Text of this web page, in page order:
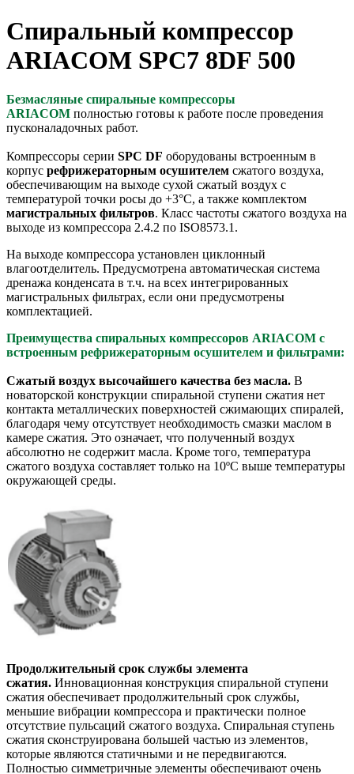
Спиральный компрессор
ARIACOM SPC7 8DF 500
Безмасляные спиральные компрессоры
ARIACOM полностью готовы к работе после проведения
пусконаладочных работ.
Компрессоры серии SPC DF оборудованы встроенным в
корпус рефрижераторным осушителем сжатого воздуха,
обеспечивающим на выходе сухой сжатый воздух с
температурой точки росы до +3°С, а также комплектом
магистральных фильтров. Класс частоты сжатого воздуха на
выходе из компрессора 2.4.2 по ISO8573.1.
На выходе компрессора установлен циклонный
влагоотделитель. Предусмотрена автоматическая система
дренажа конденсата в т.ч. на всех интегрированных
магистральных фильтрах, если они предусмотрены
комплектацией.
Преимущества спиральных компрессоров ARIACOM с
встроенным рефрижераторным осушителем и фильтрами:
Сжатый воздух высочайшего качества без масла. В
новаторской конструкции спиральной ступени сжатия нет
контакта металлических поверхностей сжимающих спиралей,
благодаря чему отсутствует необходимость смазки маслом в
камере сжатия. Это означает, что полученный воздух
абсолютно не содержит масла. Кроме того, температура
сжатого воздуха составляет только на 10ºС выше температуры
окружающей среды.
Продолжительный срок службы элемента
сжатия. Инновационная конструкция спиральной ступени
сжатия обеспечивает продолжительный срок службы,
меньшие вибрации компрессора и практически полное
отсутствие пульсаций сжатого воздуха. Спиральная ступень
сжатия сконструирована большей частью из элементов,
которые являются статичными и не передвигаются.
Полностью симметричные элементы обеспечивают очень